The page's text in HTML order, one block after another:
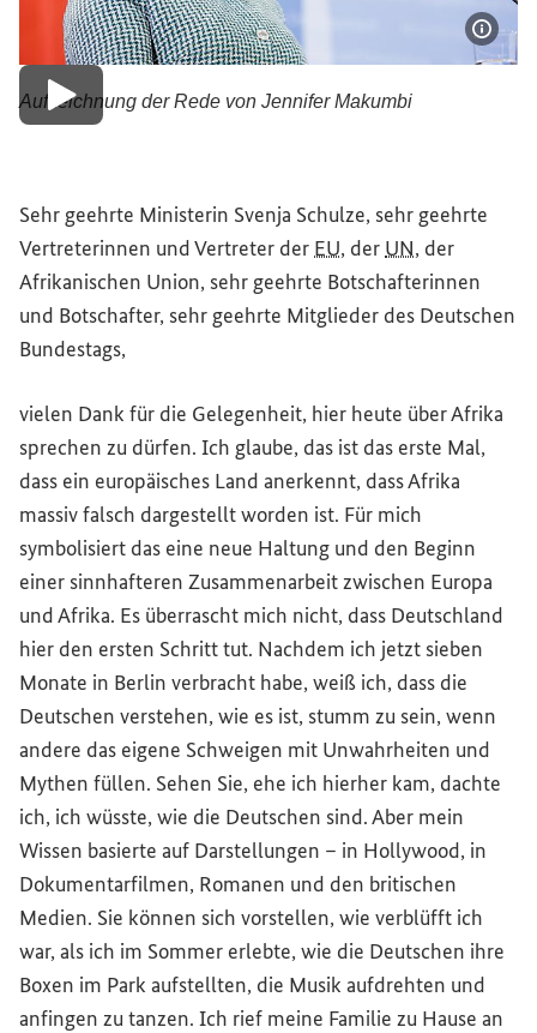
Video abspielen
Aufzeichnung der Rede von Jennifer Makumbi
Sehr geehrte Ministerin Svenja Schulze, sehr geehrte
Vertreterinnen und Vertreter der EU, der UN, der
Afrikanischen Union, sehr geehrte Botschafterinnen
und Botschafter, sehr geehrte Mitglieder des Deutschen
Bundestags,
vielen Dank für die Gelegenheit, hier heute über Afrika
sprechen zu dürfen. Ich glaube, das ist das erste Mal,
dass ein europäisches Land anerkennt, dass Afrika
massiv falsch dargestellt worden ist. Für mich
symbolisiert das eine neue Haltung und den Beginn
einer sinnhafteren Zusammenarbeit zwischen Europa
und Afrika. Es überrascht mich nicht, dass Deutschland
hier den ersten Schritt tut. Nachdem ich jetzt sieben
Monate in Berlin verbracht habe, weiß ich, dass die
Deutschen verstehen, wie es ist, stumm zu sein, wenn
andere das eigene Schweigen mit Unwahrheiten und
Mythen füllen. Sehen Sie, ehe ich hierher kam, dachte
ich, ich wüsste, wie die Deutschen sind. Aber mein
Wissen basierte auf Darstellungen – in Hollywood, in
Dokumentarfilmen, Romanen und den britischen
Medien. Sie können sich vorstellen, wie verblüfft ich
war, als ich im Sommer erlebte, wie die Deutschen ihre
Boxen im Park aufstellten, die Musik aufdrehten und
anfingen zu tanzen. Ich rief meine Familie zu Hause an